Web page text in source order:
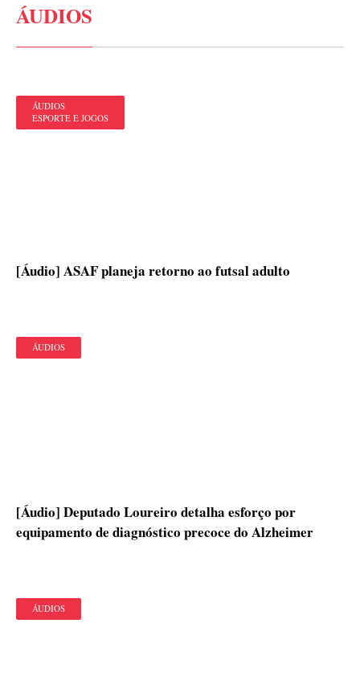
ÁUDIOS
ÁUDIOS
ESPORTE E JOGOS
[Áudio] ASAF planeja retorno ao futsal adulto
ÁUDIOS
[Áudio] Deputado Loureiro detalha esforço por
equipamento de diagnóstico precoce do Alzheimer
ÁUDIOS